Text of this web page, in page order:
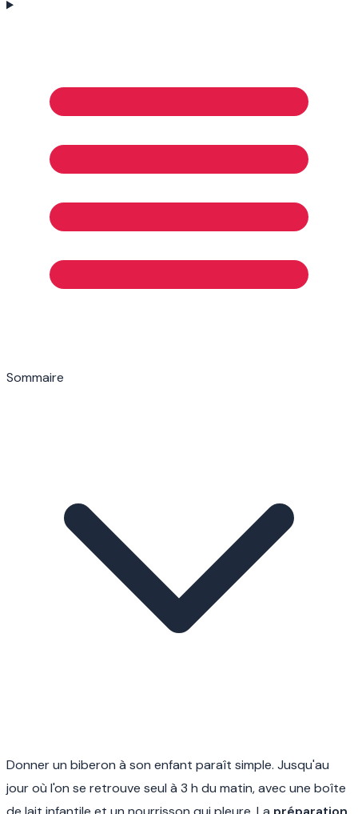
Sommaire
Donner un biberon à son enfant paraît simple. Jusqu'au
jour où l'on se retrouve seul à 3 h du matin, avec une boîte